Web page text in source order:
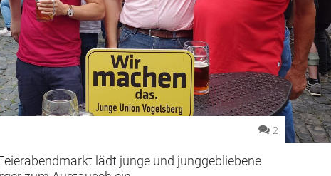
2
lädt junge und junggebliebene